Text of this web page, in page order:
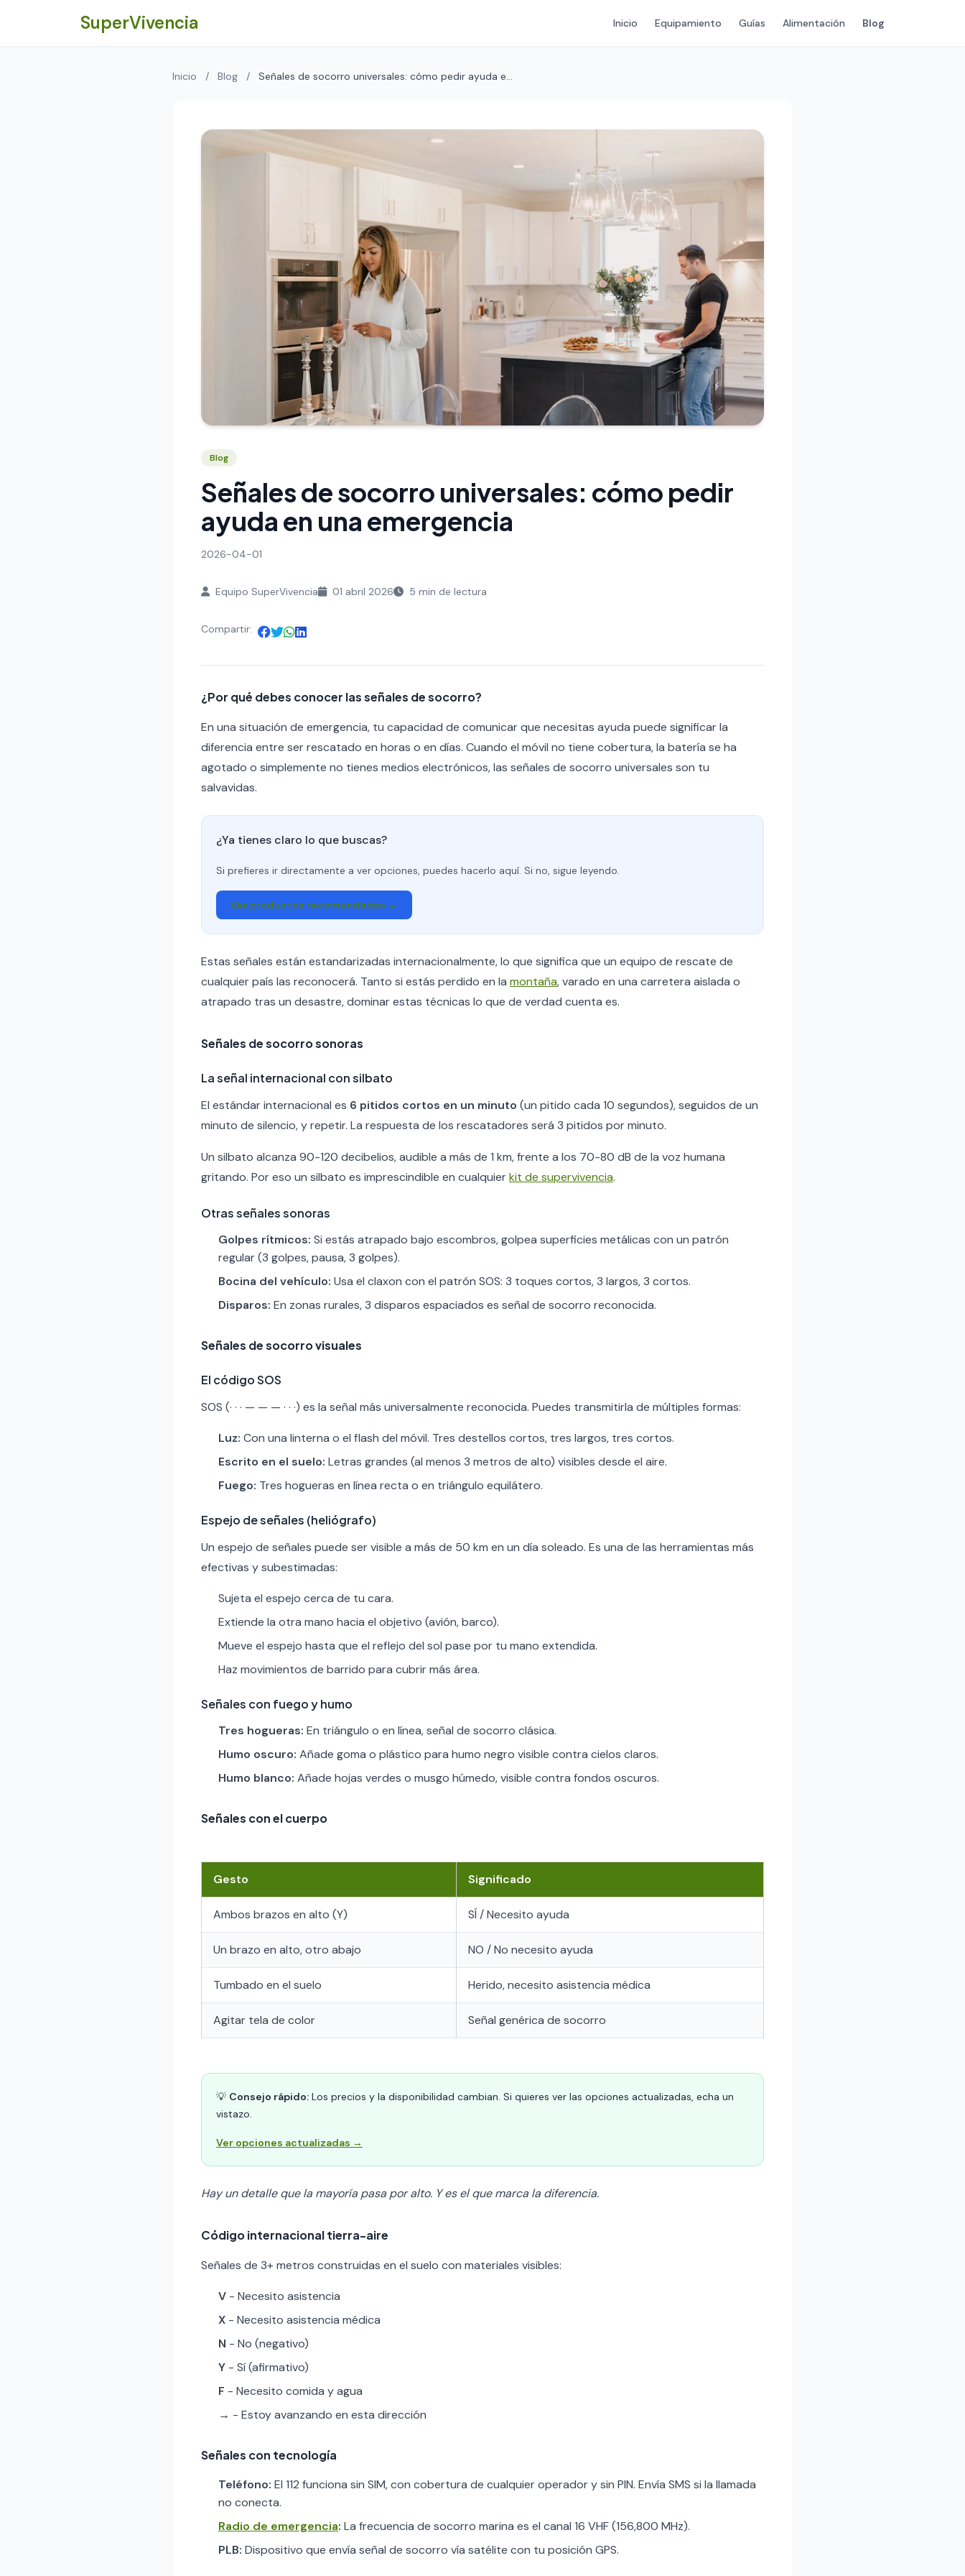
SuperVivencia Inicio Equipamiento Guías Alimentación Blog
Inicio / Blog / Señales de socorro universales: cómo pedir ayuda e...
Blog
Señales de socorro universales: cómo pedir
ayuda en una emergencia
2026-04-01
Equipo SuperVivencia 01 abril 2026 5 min de lectura
Compartir:
¿Por qué debes conocer las señales de socorro?
En una situación de emergencia, tu capacidad de comunicar que necesitas ayuda puede significar la
diferencia entre ser rescatado en horas o en días. Cuando el móvil no tiene cobertura, la batería se ha
agotado o simplemente no tienes medios electrónicos, las señales de socorro universales son tu
salvavidas.
¿Ya tienes claro lo que buscas?
Si prefieres ir directamente a ver opciones, puedes hacerlo aquí. Si no, sigue leyendo.
Ver productos recomendados →
Estas señales están estandarizadas internacionalmente, lo que significa que un equipo de rescate de
cualquier país las reconocerá. Tanto si estás perdido en la montaña, varado en una carretera aislada o
atrapado tras un desastre, dominar estas técnicas lo que de verdad cuenta es.
Señales de socorro sonoras
La señal internacional con silbato
El estándar internacional es 6 pitidos cortos en un minuto (un pitido cada 10 segundos), seguidos de un
minuto de silencio, y repetir. La respuesta de los rescatadores será 3 pitidos por minuto.
Un silbato alcanza 90-120 decibelios, audible a más de 1 km, frente a los 70-80 dB de la voz humana
gritando. Por eso un silbato es imprescindible en cualquierkit de supervivencia.
Otras señales sonoras
Golpes rítmicos: Si estás atrapado bajo escombros, golpea superficies metálicas con un patrón
regular (3 golpes, pausa, 3 golpes).
Bocina del vehículo: Usa el claxon con el patrón SOS: 3 toques cortos, 3 largos, 3 cortos.
Disparos: En zonas rurales, 3 disparos espaciados es señal de socorro reconocida.
Señales de socorro visuales
El código SOS
SOS (· · · — — — · · ·) es la señal más universalmente reconocida. Puedes transmitirla de múltiples formas:
Luz: Con una linterna o el flash del móvil. Tres destellos cortos, tres largos, tres cortos.
Escrito en el suelo: Letras grandes (al menos 3 metros de alto) visibles desde el aire.
Fuego: Tres hogueras en línea recta o en triángulo equilátero.
Espejo de señales (heliógrafo)
Un espejo de señales puede ser visible a más de 50 km en un día soleado. Es una de las herramientas más
efectivas y subestimadas:
Sujeta el espejo cerca de tu cara.
Extiende la otra mano hacia el objetivo (avión, barco).
Mueve el espejo hasta que el reflejo del sol pase por tu mano extendida.
Haz movimientos de barrido para cubrir más área.
Señales con fuego y humo
Tres hogueras: En triángulo o en línea, señal de socorro clásica.
Humo oscuro: Añade goma o plástico para humo negro visible contra cielos claros.
Humo blanco: Añade hojas verdes o musgo húmedo, visible contra fondos oscuros.
Señales con el cuerpo
Gesto Significado
Ambos brazos en alto (Y) SÍ / Necesito ayuda
Un brazo en alto, otro abajo NO / No necesito ayuda
Tumbado en el suelo Herido, necesito asistencia médica
Agitar tela de color Señal genérica de socorro
💡 Consejo rápido: Los precios y la disponibilidad cambian. Si quieres ver las opciones actualizadas, echa un
vistazo.
Ver opciones actualizadas →
Hay un detalle que la mayoría pasa por alto. Y es el que marca la diferencia.
Código internacional tierra-aire
Señales de 3+ metros construidas en el suelo con materiales visibles:
V - Necesito asistencia
X - Necesito asistencia médica
N - No (negativo)
Y - Sí (afirmativo)
F - Necesito comida y agua
→ - Estoy avanzando en esta dirección
Señales con tecnología
Teléfono: El 112 funciona sin SIM, con cobertura de cualquier operador y sin PIN. Envía SMS si la llamada
no conecta.
Radio de emergencia: La frecuencia de socorro marina es el canal 16 VHF (156,800 MHz).
PLB: Dispositivo que envía señal de socorro vía satélite con tu posición GPS.